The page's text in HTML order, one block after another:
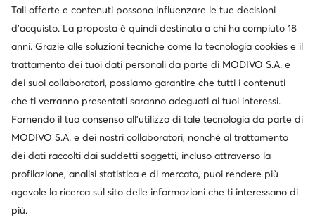
extra -15% Codice: SUMMER
Borsetta · Marrone scuro
Prezzo regolare89,99 €-10%
Prezzo più basso89,99 €-10%
extra -15% Codice: SUMMER
Calvin Klein
Borsetta · Marrone scuro
Prezzo regolare99,99 €-10%
Prezzo più basso99,99 €-10%
Tali offerte e contenuti possono influenzare le tue decisioni
d’acquisto. La proposta è quindi destinata a chi ha compiuto 18
anni. Grazie alle soluzioni tecniche come la tecnologia cookies e il
trattamento dei tuoi dati personali da parte di MODIVO S.A. e
dei suoi collaboratori, possiamo garantire che tutti i contenuti
che ti verranno presentati saranno adeguati ai tuoi interessi.
Fornendo il tuo consenso all’utilizzo di tale tecnologia da parte di
MODIVO S.A. e dei nostri collaboratori, nonché al trattamento
dei dati raccolti dai suddetti soggetti, incluso attraverso la
profilazione, analisi statistica e di mercato, puoi rendere più
agevole la ricerca sul sito delle informazioni che ti interessano di
più.